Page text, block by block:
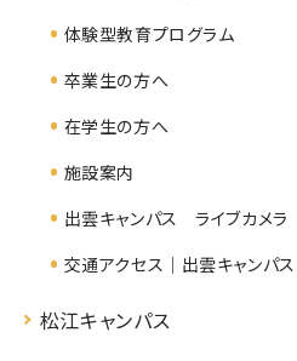
体験型教育プログラム
卒業生の方へ
在学生の方へ
施設案内
出雲キャンパス ライブカメラ
交通アクセス｜出雲キャンパス
松江キャンパス